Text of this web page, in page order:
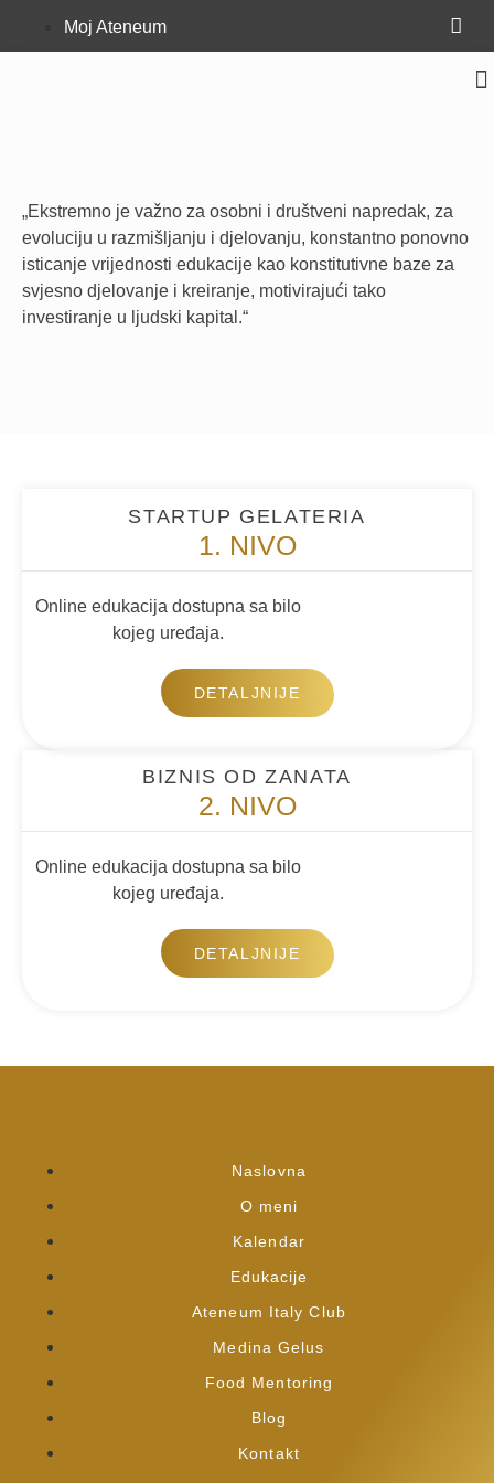
Moj Ateneum
„Ekstremno je važno za osobni i društveni napredak, za
evoluciju u razmišljanju i djelovanju, konstantno ponovno
isticanje vrijednosti edukacije kao konstitutivne baze za
svjesno djelovanje i kreiranje, motivirajući tako
investiranje u ljudski kapital.“
STARTUP GELATERIA
1. NIVO
Online edukacija dostupna sa bilo
kojeg uređaja.
DETALJNIJE
BIZNIS OD ZANATA
2. NIVO
Online edukacija dostupna sa bilo
kojeg uređaja.
DETALJNIJE
Naslovna
O meni
Kalendar
Edukacije
Ateneum Italy Club
Medina Gelus
Food Mentoring
Blog
Kontakt